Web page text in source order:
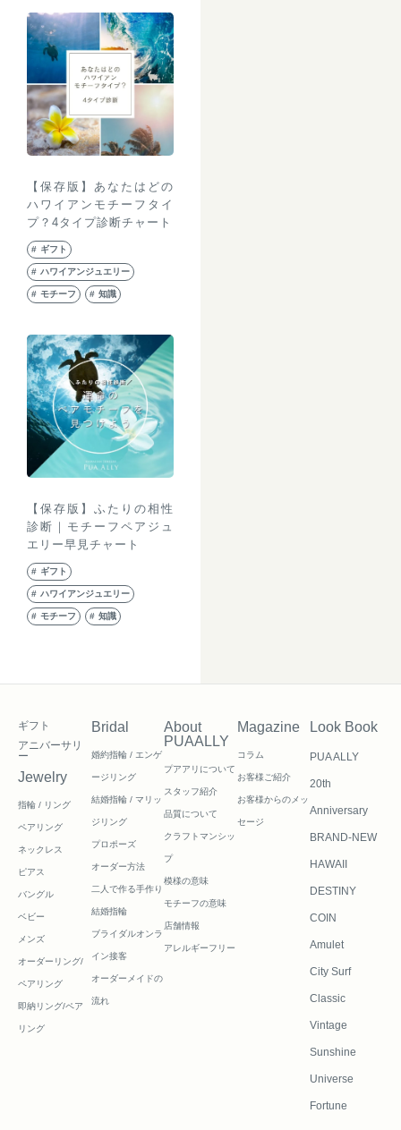
【保存版】あなたはどの
ハワイアンモチーフタイ
プ？4タイプ診断チャート
ギフト
ハワイアンジュエリー
モチーフ 知識
【保存版】ふたりの相性
診断｜モチーフペアジュ
エリー早見チャート
ギフト
ハワイアンジュエリー
モチーフ 知識
ギフト
アニバーサリ
ー
Jewelry
指輪 / リング
ペアリング
ネックレス
ピアス
バングル
ベビー
メンズ
オーダーリング/
ペアリング
即納リング/ペア
リング
Bridal
婚約指輪 / エンゲ
ージリング
結婚指輪 / マリッ
ジリング
プロポーズ
オーダー方法
二人で作る手作り
結婚指輪
ブライダルオンラ
イン接客
オーダーメイドの
流れ
About
PUAALLY
プアアリについて
スタッフ紹介
品質について
クラフトマンシッ
プ
模様の意味
モチーフの意味
店舗情報
アレルギーフリー
Magazine
コラム
お客様ご紹介
お客様からのメッ
セージ
Look Book
PUA ALLY
20th
Anniversary
BRAND-NEW
HAWAII
DESTINY
COIN
Amulet
City Surf
Classic
Vintage
Sunshine
Universe
Fortune